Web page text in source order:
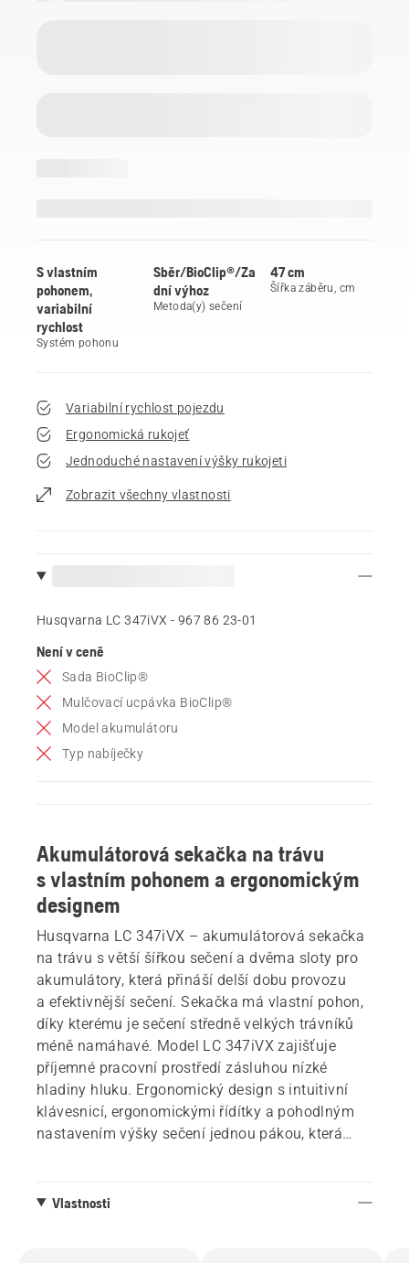
S vlastním
pohonem,
variabilní
rychlost
Systém pohonu
Sběr/BioClip®/Za
dní výhoz
Metoda(y) sečení
47 cm
Šířka záběru, cm
Variabilní rychlost pojezdu
Ergonomická rukojeť
Jednoduché nastavení výšky rukojeti
Zobrazit všechny vlastnosti
Husqvarna LC 347iVX - 967 86 23‑01
Není v ceně
Sada BioClip®
Mulčovací ucpávka BioClip®
Model akumulátoru
Typ nabíječky
Akumulátorová sekačka na trávu
s vlastním pohonem a ergonomickým
designem
Husqvarna LC 347iVX – akumulátorová sekačka
na trávu s větší šířkou sečení a dvěma sloty pro
akumulátory, která přináší delší dobu provozu
a efektivnější sečení. Sekačka má vlastní pohon,
díky kterému je sečení středně velkých trávníků
méně namáhavé. Model LC 347iVX zajišťuje
příjemné pracovní prostředí zásluhou nízké
hladiny hluku. Ergonomický design s intuitivní
klávesnicí, ergonomickými řídítky a pohodlným
nastavením výšky sečení jednou pákou, která
pohodlí a hospodárnost. Připojení Bluetooth
Vlastnosti